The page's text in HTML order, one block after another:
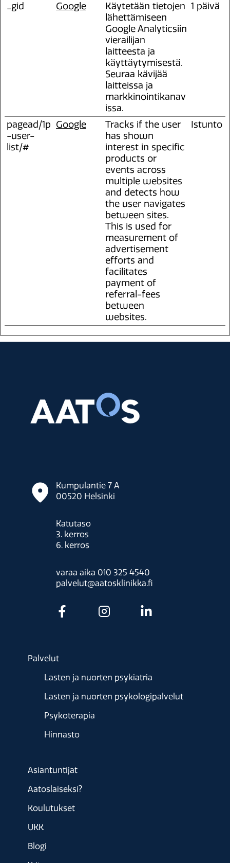
_gid Google
Käytetään tietojen
lähettämiseen
Google Analyticsiin
vierailijan
laitteesta ja
käyttäytymisestä.
Seuraa kävijää
laitteissa ja
markkinointikanav
issa.
1 päivä
pagead/1p
-user-
list/#
Google
Tracks if the user
has shown
interest in specific
products or
events across
multiple websites
and detects how
the user navigates
between sites.
This is used for
measurement of
advertisement
efforts and
facilitates
payment of
referral-fees
between
websites.
Istunto
Kumpulantie 7 A
00520 Helsinki
Katutaso
3. kerros
6. kerros
varaa aika 010 325 4540
palvelut@aatosklinikka.fi
Palvelut
Lasten ja nuorten psykiatria
Lasten ja nuorten psykologipalvelut
Psykoterapia
Hinnasto
Asiantuntijat
Aatoslaiseksi?
Koulutukset
UKK
Blogi